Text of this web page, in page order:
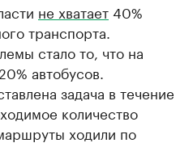
не хватает40%
транспорта.
стало то, что на
автобусов.
задача в течение
количество
ходили по